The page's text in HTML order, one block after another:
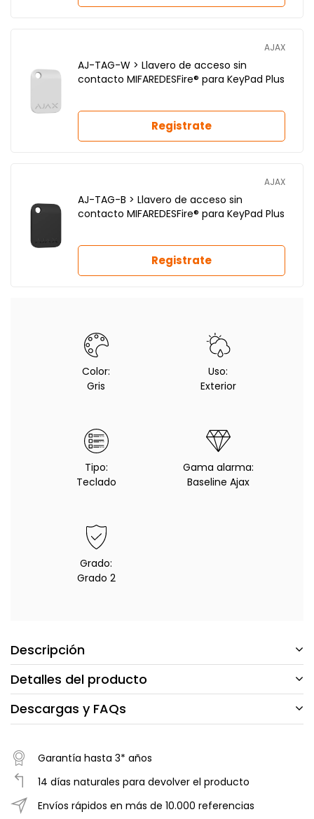
AJAX
AJ-TAG-W > Llavero de acceso sin
contacto MIFAREDESFire® para KeyPad Plus
Registrate
AJAX
AJ-TAG-B > Llavero de acceso sin
contacto MIFAREDESFire® para KeyPad Plus
Registrate
Color:
Gris
Uso:
Exterior
Tipo:
Teclado
Gama alarma:
Baseline Ajax
Grado:
Grado 2
Descripción
Detalles del producto
Descargas y FAQs
Garantía hasta 3* años
14 días naturales para devolver el producto
Envíos rápidos en más de 10.000 referencias